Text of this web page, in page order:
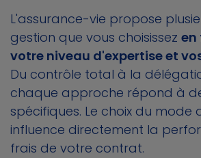
L'assurance-vie propose
gestion que vous choisissez en
votre niveau d'expertise et
Du contrôle total à la
chaque approche répond à
spécifiques. Le choix du mode
influence directement la
frais de votre contrat.